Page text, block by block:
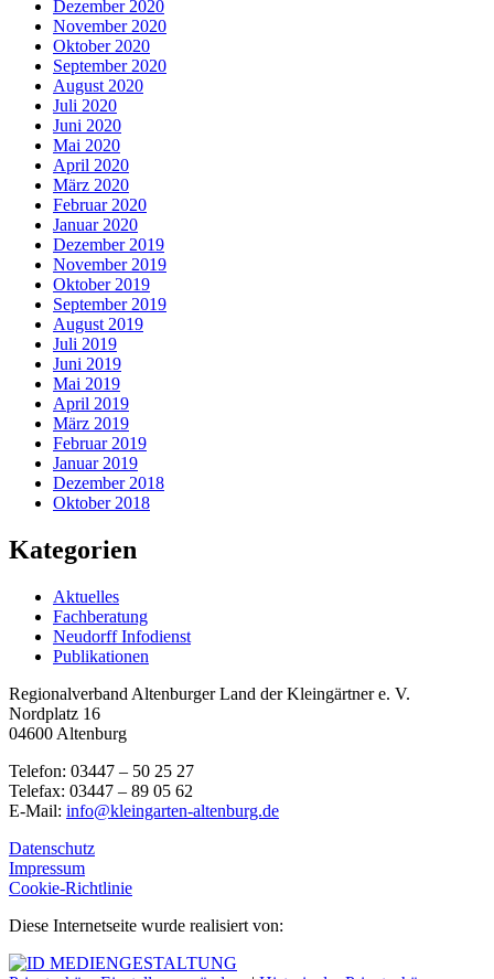
Dezember 2020
November 2020
Oktober 2020
September 2020
August 2020
Juli 2020
Juni 2020
Mai 2020
April 2020
März 2020
Februar 2020
Januar 2020
Dezember 2019
November 2019
Oktober 2019
September 2019
August 2019
Juli 2019
Juni 2019
Mai 2019
April 2019
März 2019
Februar 2019
Januar 2019
Dezember 2018
Oktober 2018
Kategorien
Aktuelles
Fachberatung
Neudorff Infodienst
Publikationen
Regionalverband Altenburger Land der Kleingärtner e. V.
Nordplatz 16
04600 Altenburg
Telefon: 03447 – 50 25 27
Telefax: 03447 – 89 05 62
E-Mail: info@kleingarten-altenburg.de
Datenschutz
Impressum
Cookie-Richtlinie
Diese Internetseite wurde realisiert von: